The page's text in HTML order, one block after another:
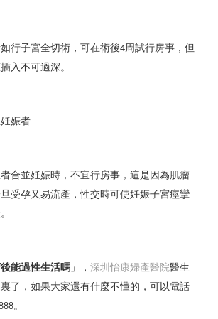
行子宮全切術，可在術後4周試行房事，但
入不可過深。
娠者
合並妊娠時，不宜行房事，這是因為肌瘤
受孕又易流產，性交時可使妊娠子宮痙攣
能過性生活嗎 」， 深圳怡康婦產醫院醫生
了，如果大家還有什麼不懂的，可以電話
。